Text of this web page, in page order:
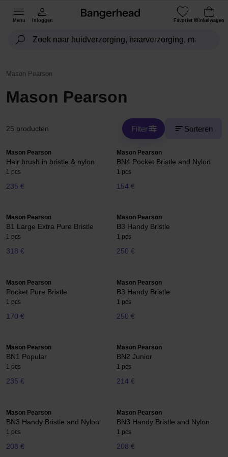
Menu Inloggen Favoriet Winkelwagen
Mason Pearson
Mason Pearson
25 producten Filter Sorteren
Mason Pearson
Hair brush in bristle & nylon
1 pcs
235 €
Mason Pearson
BN4 Pocket Bristle and Nylon
1 pcs
154 €
Mason Pearson
B1 Large Extra Pure Bristle
1 pcs
318 €
Mason Pearson
B3 Handy Bristle
1 pcs
250 €
Mason Pearson
Pocket Pure Bristle
1 pcs
170 €
Mason Pearson
B3 Handy Bristle
1 pcs
250 €
Mason Pearson
BN1 Popular
1 pcs
235 €
Mason Pearson
BN2 Junior
1 pcs
214 €
Mason Pearson
BN3 Handy Bristle and Nylon
1 pcs
208 €
Mason Pearson
BN3 Handy Bristle and Nylon
1 pcs
208 €